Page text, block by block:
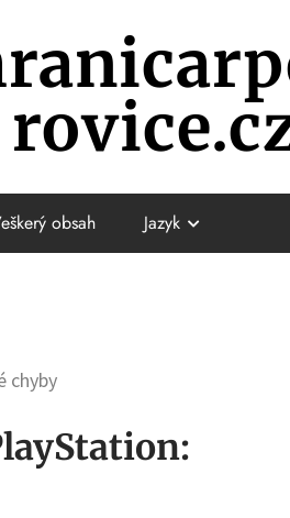
obsah Jazyk
chyby